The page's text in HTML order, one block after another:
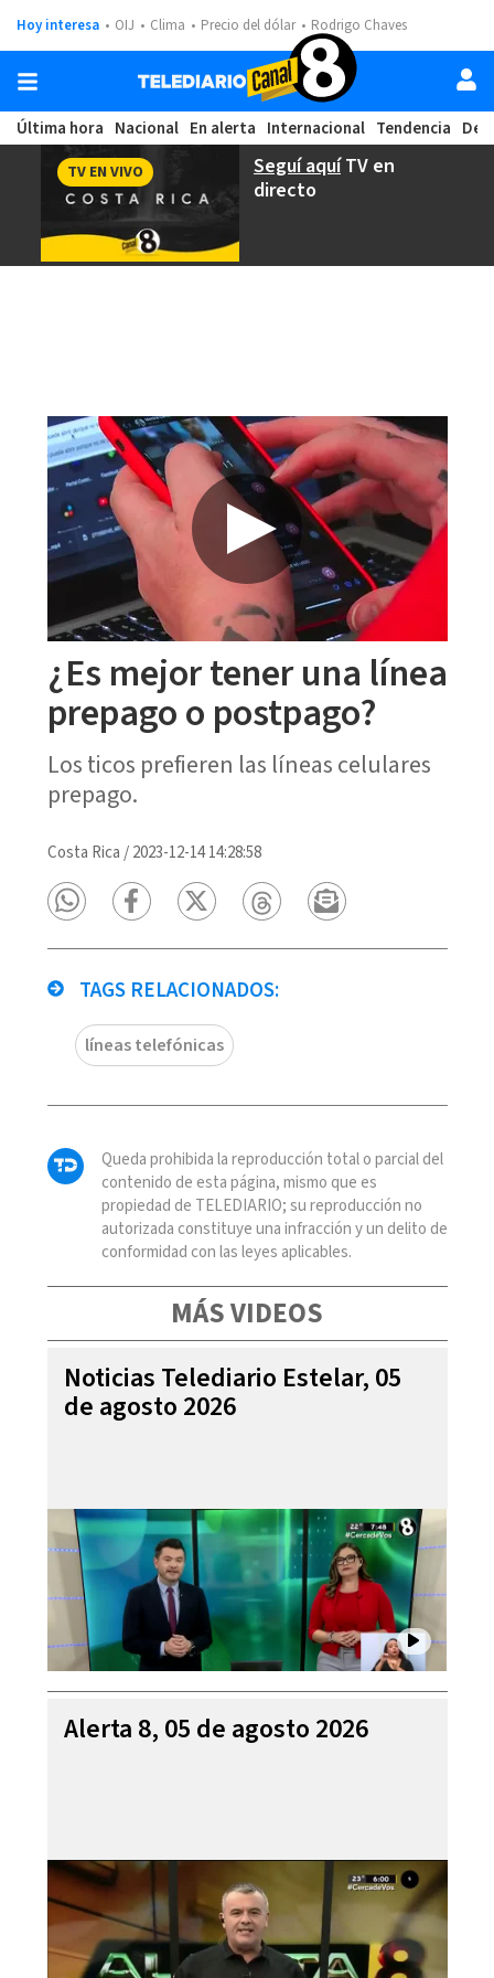
Hoy interesa OIJ Clima Precio del dólar Rodrigo Chaves
Última hora Nacional En alerta Internacional Tendencia
Seguí aquíTV en
directo
TV EN VIVO
¿Es mejor tener una línea
prepago o postpago?
Los ticos prefieren las líneas celulares
prepago.
Costa Rica /2023-12-14 14:28:58
TAGS RELACIONADOS:
líneas telefónicas
Queda prohibida la reproducción total o parcial del
contenido de esta página, mismo que es
propiedad de TELEDIARIO; su reproducción no
autorizada constituye una infracción y un delito de
conformidad con las leyes aplicables.
MÁS VIDEOS
Noticias Telediario Estelar, 05
de agosto 2026
Alerta 8, 05 de agosto 2026